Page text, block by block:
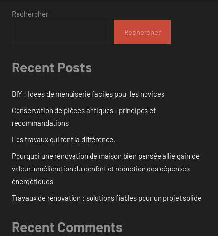
Rechercher
Rechercher
Recent Posts
DIY : Idées de menuiserie faciles pour les novices
Conservation de pièces antiques : principes et
recommandations
Les travaux qui font la différence.
Pourquoi une rénovation de maison bien pensée allie gain de
valeur, amélioration du confort et réduction des dépenses
énergétiques
Travaux de rénovation : solutions fiables pour un projet solide
Recent Comments